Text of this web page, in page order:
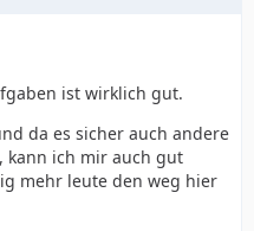
ist wirklich gut.
da es sicher auch andere
kann ich mir auch gut
mehr leute den weg hier